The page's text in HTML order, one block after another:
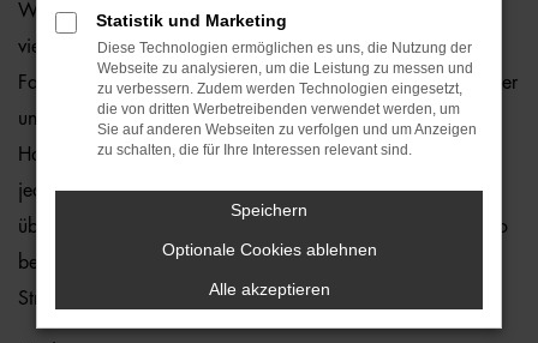
Wir von der Auto-Familie Ostermaier arbeiten bereits seit
vielen Jahren mit Audi und sind von der Qualität der
Fahrzeuge begeistert. Dennoch gehen wir auf Nummer sicher
und schauen bei jedem Audi A7 Gebrauchtwagen für
Hamburg genauestens nach. Konkret bedeutet dies, dass
jedes Auto in unserer Meisterwerkstatt gastiert und dort
überprüft und ggf. repariert und gewartet wird. Unser Credo
besteht darin, dass wir nur erstklassige Fahrzeuge auf die
Straßen von Hamburg lassen. Ohne „Wenn und Aber“.
Statistik und Marketing
Diese Technologien ermöglichen es uns, die Nutzung der
Webseite zu analysieren, um die Leistung zu messen und
zu verbessern. Zudem werden Technologien eingesetzt,
die von dritten Werbetreibenden verwendet werden, um
Sie auf anderen Webseiten zu verfolgen und um Anzeigen
zu schalten, die für Ihre Interessen relevant sind.
Speichern
Optionale Cookies ablehnen
Alle akzeptieren